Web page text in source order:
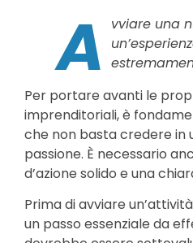
A
vviare una
Per portare avanti le
imprenditoriali, è
che non basta credere in
passione. È necessario
d’azione solido e una
Prima di avviare
un passo essenziale da